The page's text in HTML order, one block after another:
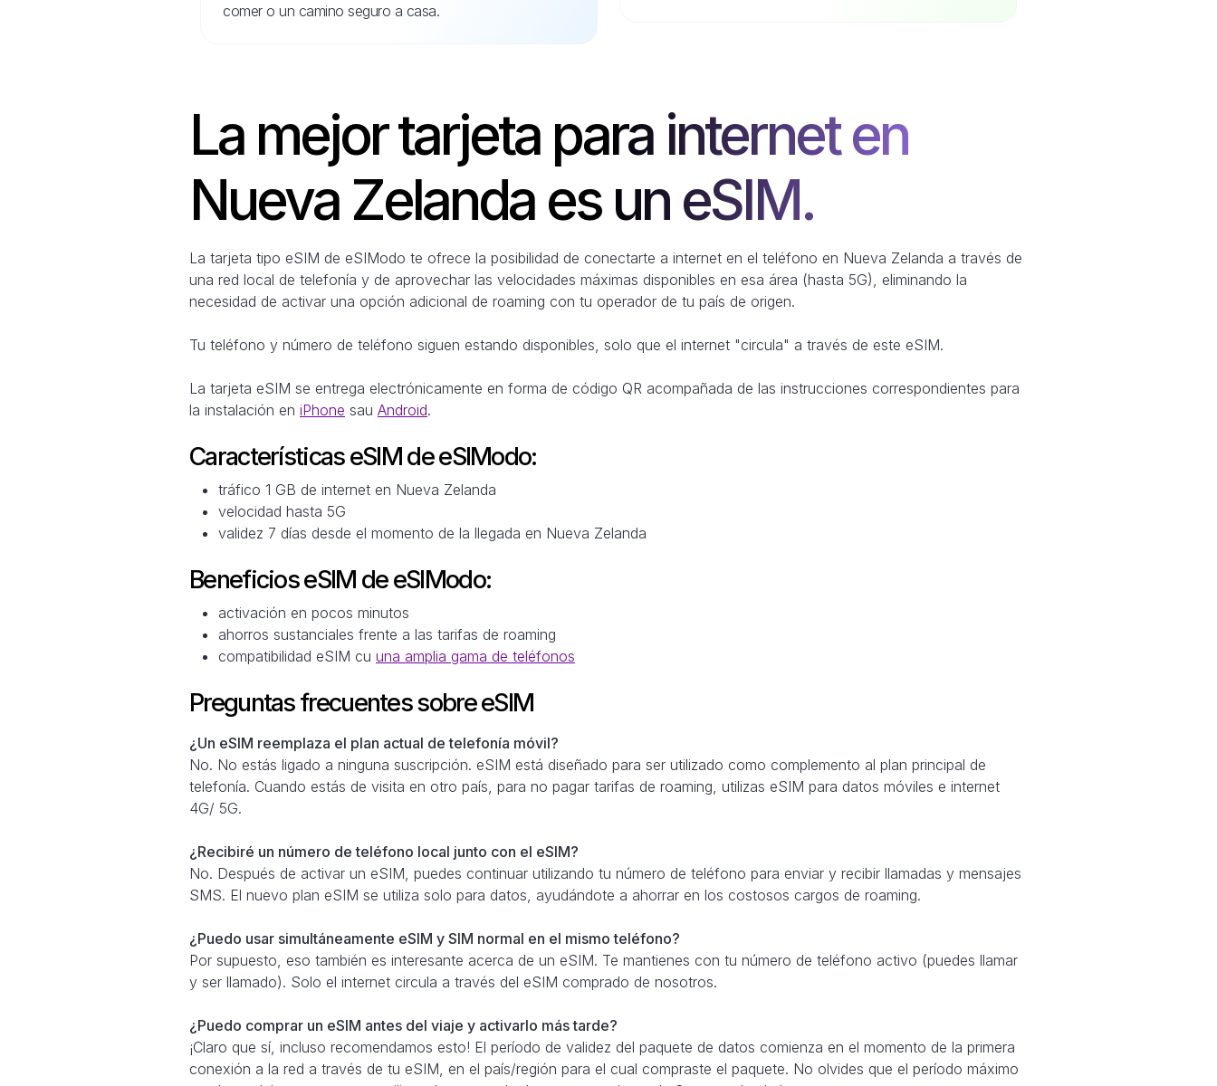
comer o un camino seguro a casa.
La mejor tarjeta para internet en
Nueva Zelanda es un eSIM.
La tarjeta tipo eSIM de eSIModo te ofrece la posibilidad de conectarte a internet en el teléfono en Nueva Zelanda a través de
una red local de telefonía y de aprovechar las velocidades máximas disponibles en esa área (hasta 5G), eliminando la
necesidad de activar una opción adicional de roaming con tu operador de tu país de origen.
Tu teléfono y número de teléfono siguen estando disponibles, solo que el internet "circula" a través de este eSIM.
La tarjeta eSIM se entrega electrónicamente en forma de código QR acompañada de las instrucciones correspondientes para
la instalación en iPhone sau Android.
Características eSIM de eSIModo:
tráfico 1 GB de internet en Nueva Zelanda
velocidad hasta 5G
validez 7 días desde el momento de la llegada en Nueva Zelanda
Beneficios eSIM de eSIModo:
activación en pocos minutos
ahorros sustanciales frente a las tarifas de roaming
compatibilidad eSIM cu una amplia gama de teléfonos
Preguntas frecuentes sobre eSIM
¿Un eSIM reemplaza el plan actual de telefonía móvil?
No. No estás ligado a ninguna suscripción. eSIM está diseñado para ser utilizado como complemento al plan principal de
telefonía. Cuando estás de visita en otro país, para no pagar tarifas de roaming, utilizas eSIM para datos móviles e internet
4G/ 5G.
¿Recibiré un número de teléfono local junto con el eSIM?
No. Después de activar un eSIM, puedes continuar utilizando tu número de teléfono para enviar y recibir llamadas y mensajes
SMS. El nuevo plan eSIM se utiliza solo para datos, ayudándote a ahorrar en los costosos cargos de roaming.
¿Puedo usar simultáneamente eSIM y SIM normal en el mismo teléfono?
Por supuesto, eso también es interesante acerca de un eSIM. Te mantienes con tu número de teléfono activo (puedes llamar
y ser llamado). Solo el internet circula a través del eSIM comprado de nosotros.
¿Puedo comprar un eSIM antes del viaje y activarlo más tarde?
¡Claro que sí, incluso recomendamos esto! El período de validez del paquete de datos comienza en el momento de la primera
conexión a la red a través de tu eSIM, en el país/región para el cual compraste el paquete. No olvides que el período máximo